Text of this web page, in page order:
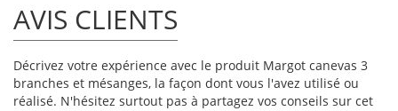
AVIS CLIENTS
Décrivez votre expérience avec le produit Margot canevas 3
branches et mésanges, la façon dont vous l'avez utilisé ou
réalisé. N'hésitez surtout pas à partagez vos conseils sur cet